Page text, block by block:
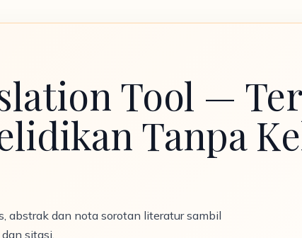
Tool —
Tanpa
abstrak dan nota sorotan literatur sambil
sitasi.